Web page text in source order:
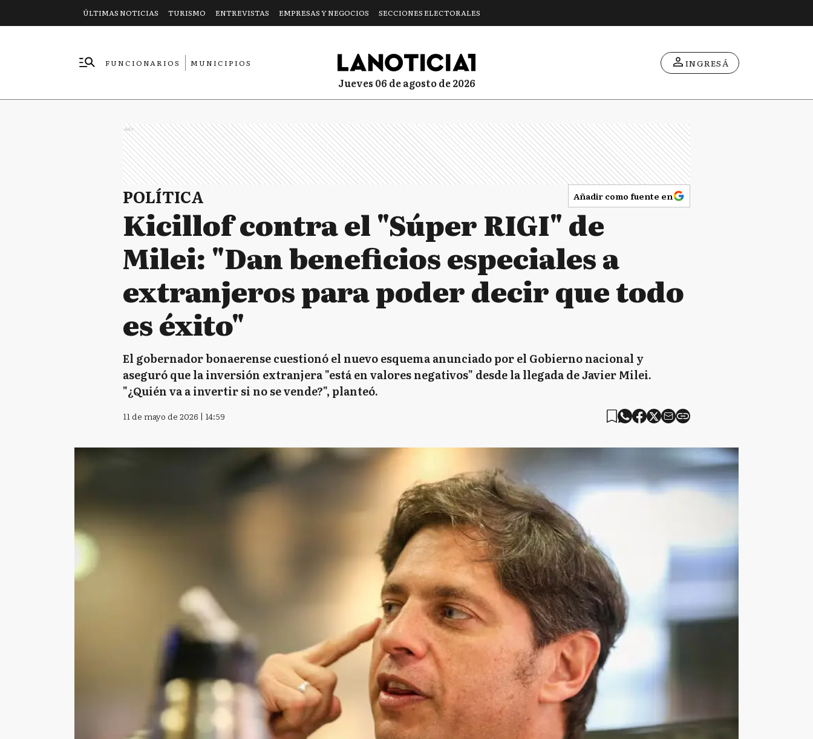
ÚLTIMAS NOTICIAS TURISMO ENTREVISTAS EMPRESAS Y NEGOCIOS SECCIONES ELECTORALES
FUNCIONARIOS
MUNICIPIOS
jueves 06 de agosto de 2026
INGRESÁ
Ads
POLÍTICA Añadir como fuente en
Kicillof contra el "Súper RIGI" de
Milei: "Dan beneficios especiales a
extranjeros para poder decir que todo
es éxito"
El gobernador bonaerense cuestionó el nuevo esquema anunciado por el Gobierno nacional y
aseguró que la inversión extranjera "está en valores negativos" desde la llegada de Javier Milei.
"¿Quién va a invertir si no se vende?", planteó.
11 de mayo de 2026 | 14:59